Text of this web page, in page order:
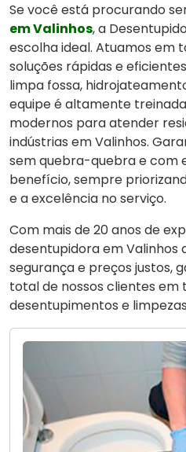
Se você está procurando
em Valinhos, a
escolha ideal. Atuamos em
soluções rápidas e
limpa fossa,
equipe é altamente
modernos para atender
indústrias em Valinhos.
sem quebra-quebra e com
benefício, sempre
e a excelência no serviço.
Com mais de 20 anos de
desentupidora em Valinhos
segurança e preços justos,
total de nossos clientes em
desentupimentos e